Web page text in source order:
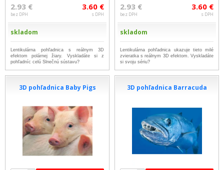
2.93 €
bez DPH
3.60 €
s DPH
skladom
Lentikulárna pohľadnica s reálnym 3D
efektom polárnej žiary. Vyskladáte si z
pohľadníc celú Slnečnú sústavu?
2.93 €
bez DPH
3.60 €
s DPH
skladom
Lentikulárna pohľadnica ukazuje tieto milé
zvieratka s reálnym 3D efektom. Vyskladáte
si svoju sériu?
3D pohľadnica Baby Pigs 3D pohľadnica Barracuda